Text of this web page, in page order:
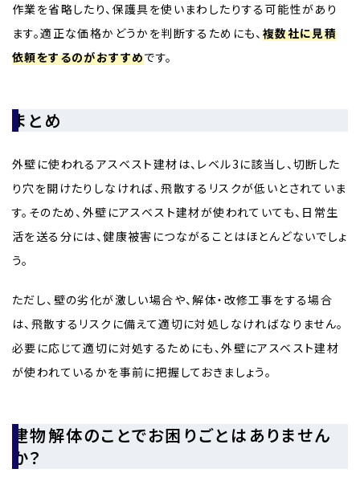
作業を省略したり、保護具を使いまわしたりする可能性があり
ます。適正な価格かどうかを判断するためにも、 複数社に見積
依頼をするのがおすすめです。
まとめ
外壁に使われるアスベスト建材は、レベル3に該当し、切断した
り穴を開けたりしなければ、飛散するリスクが低いとされていま
す。そのため、外壁にアスベスト建材が使われていても、日常生
活を送る分には、健康被害につながることはほとんどないでしょ
う。
ただし、壁の劣化が激しい場合や、解体・改修工事をする場合
は、飛散するリスクに備えて適切に対処しなければなりません。
必要に応じて適切に対処するためにも、外壁にアスベスト建材
が使われているかを事前に把握しておきましょう。
建物解体のことでお困りごとはありません
か？